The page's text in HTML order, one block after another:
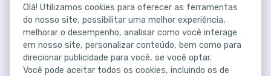
conformidade com as políticas da plataforma
e suporte dedicado para que a sua operação
no WhatsApp funcione sem interrupções.
Olá! Utilizamos cookies para oferecer as ferramentas
do nosso site, possibilitar uma melhor experiência,
melhorar o desempenho, analisar como você interage
em nosso site, personalizar conteúdo, bem como para
direcionar publicidade para você, se você optar.
Você pode aceitar todos os cookies, incluindo os de